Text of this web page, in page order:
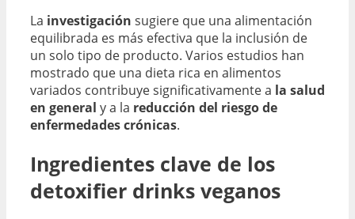
La investigación sugiere que una alimentación
equilibrada es más efectiva que la inclusión de
un solo tipo de producto. Varios estudios han
mostrado que una dieta rica en alimentos
variados contribuye significativamente a la salud
en general y a la reducción del riesgo de
enfermedades crónicas.
Ingredientes clave de los
detoxifier drinks veganos